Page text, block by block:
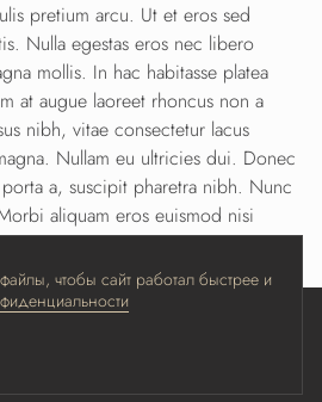
pretium arcu. Ut et eros sed
Nulla egestas eros nec libero
mollis. In hac habitasse platea
at augue laoreet rhoncus non a
nibh, vitae consectetur lacus
Nullam eu ultricies dui. Donec
a, suscipit pharetra nibh. Nunc
aliquam eros euismod nisi
massa elementum.
чтобы сайт работал быстрее и